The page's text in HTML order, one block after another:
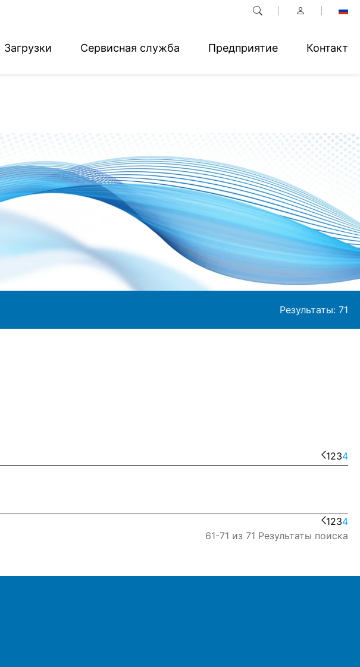
Загрузки Сервисная служба Предприятие Контакт
Результаты: 71
1234
1234
61-71 из 71 Результаты поиска